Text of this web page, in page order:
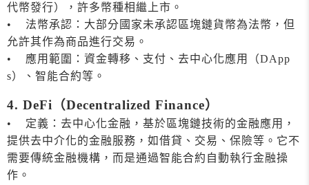
代幣發行），許多幣種相繼上市。
• 法幣承認：大部分國家未承認區塊鏈貨幣為法幣，但
允許其作為商品進行交易。
• 應用範圍：資金轉移、支付、去中心化應用（DApp
s）、智能合約等。
4. DeFi（Decentralized Finance）
• 定義：去中心化金融，基於區塊鏈技術的金融應用，
提供去中介化的金融服務，如借貸、交易、保險等。它不
需要傳統金融機構，而是通過智能合約自動執行金融操
作。